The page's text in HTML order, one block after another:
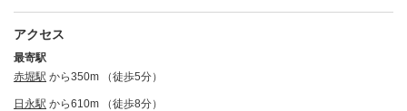
アクセス
最寄駅
赤堀駅 から350m （徒歩5分）
日永駅 から610m （徒歩8分）